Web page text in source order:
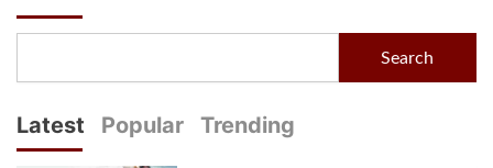
Search
Latest Popular Trending